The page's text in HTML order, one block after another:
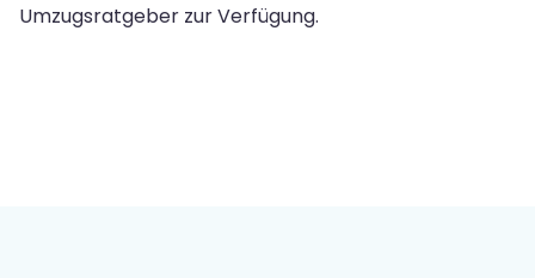
Umzugsratgeber zur Verfügung.